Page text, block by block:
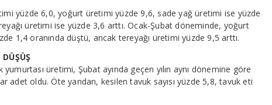
yüzde 6,0, yoğurt üretimi yüzde 9,6, sade yağ üretimi ise yüzde
üretimi ise yüzde 3,6 arttı. Ocak-Şubat döneminde, yoğurt
1,4 oranında düştü, ancak tereyağı üretimi yüzde 9,5 arttı.
yumurtası üretimi, Şubat ayında geçen yılın aynı dönemine göre
adet oldu. Öte yandan, kesilen tavuk sayısı yüzde 5,8, tavuk eti